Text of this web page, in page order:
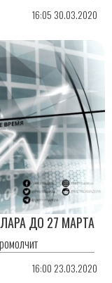
16:05 30.03.2020
ДО 27 МАРТА
16:00 23.03.2020